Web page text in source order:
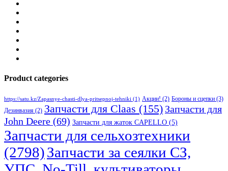
Product categories
https://satu.kz/Zapasnye-chasti-dlya-pritsepnoj-tehniki (1) Акции! (2) Бороны и сцепки (3)
Дезинвазия (2) Запчасти для Claas (155) Запчасти для
John Deere (69) Запчасти для жаток CAPELLO (5)
Запчасти для сельхозтехники
(2798)Запчасти за сеялки СЗ,